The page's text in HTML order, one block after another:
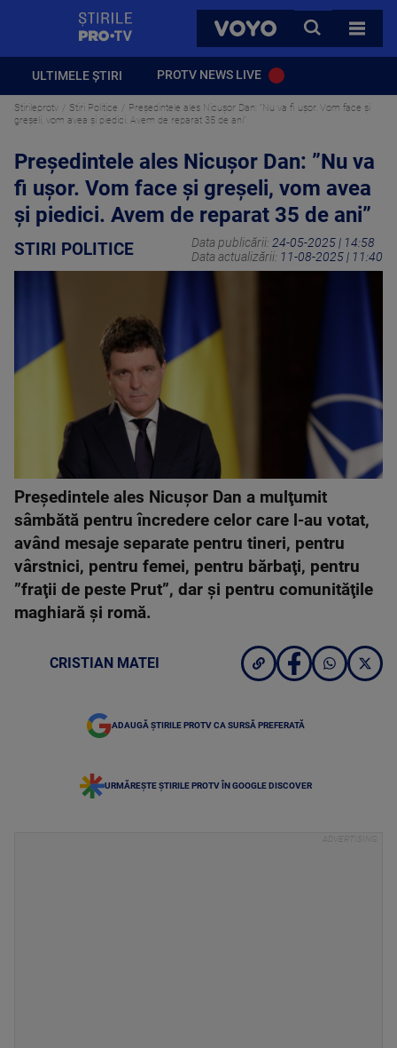
VOYO
CAUTA
TOATE
ULTIMELE ȘTIRI PROTV NEWS LIVE
Stirileprotv Stiri Politice
Președintele ales Nicuşor Dan: ”Nu va fi ușor. Vom face și
greșeli, vom avea și piedici. Avem de reparat 35 de ani”
Președintele ales Nicuşor Dan: ”Nu va
fi ușor. Vom face și greșeli, vom avea
și piedici. Avem de reparat 35 de ani”
STIRI POLITICE Data publicării: 24-05-2025 | 14:58
Data actualizării: 11-08-2025 | 11:40
Preşedintele ales Nicuşor Dan a mulţumit
sâmbătă pentru încredere celor care l-au votat,
având mesaje separate pentru tineri, pentru
vârstnici, pentru femei, pentru bărbaţi, pentru
”fraţii de peste Prut”, dar şi pentru comunităţile
maghiară şi romă.
CRISTIAN MATEI
ADAUGĂ ȘTIRILE PROTV CA SURSĂ PREFERATĂ
URMĂREȘTE ȘTIRILE PROTV ÎN GOOGLE DISCOVER